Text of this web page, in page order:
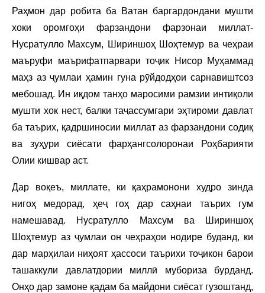
Раҳмон дар робита ба Ватан баргардондани мушти
хоки оромгоҳи фарзандони фарзонаи миллат-
Нусратулло Махсум, Шириншоҳ Шоҳтемур ва чеҳраи
маъруфи маърифатпарвари тоҷик Нисор Муҳаммад
маҳз аз ҷумлаи ҳамин гуна рӯйдодҳои сарнавиштсоз
мебошад. Ин иқдом танҳо маросими рамзии интиқоли
мушти хок нест, балки таҷассумгари эҳтироми давлат
ба таърих, қадршиносии миллат аз фарзандони содиқ
ва зуҳури сиёсати фарҳангсолоронаи Роҳбарияти
Олии кишвар аст.
Дар воқеъ, миллате, ки қаҳрамонони худро зинда
нигоҳ медорад, ҳеҷ гоҳ дар саҳнаи таърих гум
намешавад. Нусратулло Махсум ва Шириншоҳ
Шоҳтемур аз ҷумлаи он чеҳраҳои нодире буданд, ки
дар марҳилаи ниҳоят ҳассоси таърихи тоҷикон барои
ташаккули давлатдории миллӣ мубориза бурданд.
Онҳо дар замоне қадам ба майдони сиёсат гузоштанд,